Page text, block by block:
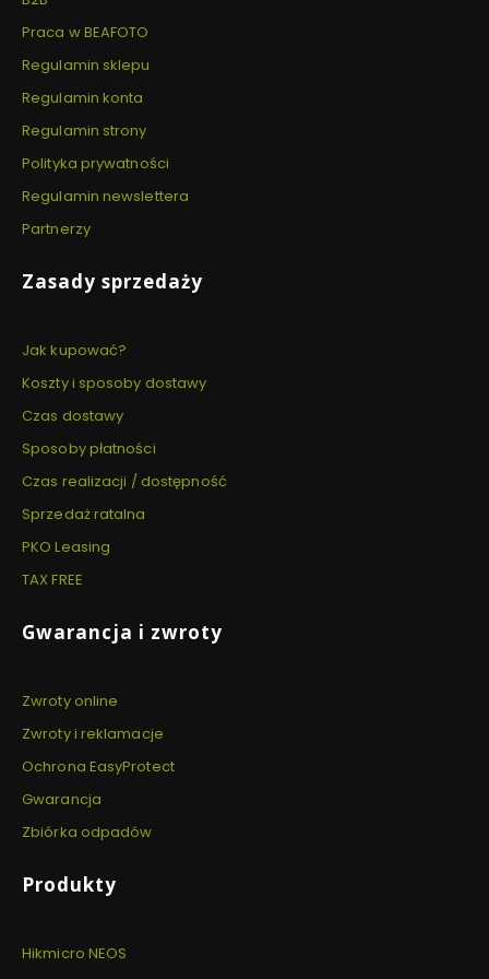
Praca w BEAFOTO
Regulamin sklepu
Regulamin konta
Regulamin strony
Polityka prywatności
Regulamin newslettera
Partnerzy
Zasady sprzedaży
Jak kupować?
Koszty i sposoby dostawy
Czas dostawy
Sposoby płatności
Czas realizacji / dostępność
Sprzedaż ratalna
PKO Leasing
TAX FREE
Gwarancja i zwroty
Zwroty online
Zwroty i reklamacje
Ochrona EasyProtect
Gwarancja
Zbiórka odpadów
Produkty
Hikmicro NEOS